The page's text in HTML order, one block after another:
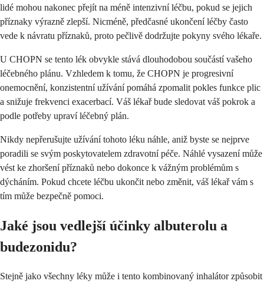
lidé mohou nakonec přejít na méně intenzivní léčbu, pokud se jejich
příznaky výrazně zlepší. Nicméně, předčasné ukončení léčby často
vede k návratu příznaků, proto pečlivě dodržujte pokyny svého lékaře.
U CHOPN se tento lék obvykle stává dlouhodobou součástí vašeho
léčebného plánu. Vzhledem k tomu, že CHOPN je progresivní
onemocnění, konzistentní užívání pomáhá zpomalit pokles funkce plic
a snižuje frekvenci exacerbací. Váš lékař bude sledovat váš pokrok a
podle potřeby upraví léčebný plán.
Nikdy nepřerušujte užívání tohoto léku náhle, aniž byste se nejprve
poradili se svým poskytovatelem zdravotní péče. Náhlé vysazení může
vést ke zhoršení příznaků nebo dokonce k vážným problémům s
dýcháním. Pokud chcete léčbu ukončit nebo změnit, váš lékař vám s
tím může bezpečně pomoci.
Jaké jsou vedlejší účinky albuterolu a
budezonidu?
Stejně jako všechny léky může i tento kombinovaný inhalátor způsobit